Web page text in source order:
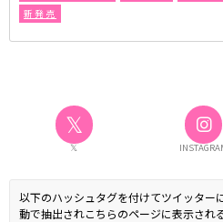
新発売
𝕏
𝕏
以下のハッシュタグを付けてツイッター
動で抽出されこちらのページに表示され